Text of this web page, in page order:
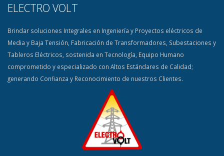
ELECTRO VOLT
Brindar soluciones Integrales en Ingeniería y Proyectos eléctricos de
Media y Baja Tensión, Fabricación de Transformadores, Subestaciones y
Tableros Eléctricos, sostenida en Tecnología, Equipo Humano
comprometido y especializado con Altos Estándares de Calidad;
generando Confianza y Reconocimiento de nuestros Clientes.